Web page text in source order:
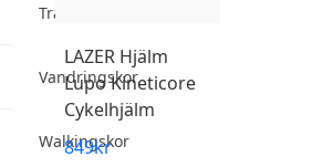
Träningsskor
Vandringskor
Walkingskor
LAZER Hjälm
Lupo Kineticore
Cykelhjälm
849kr